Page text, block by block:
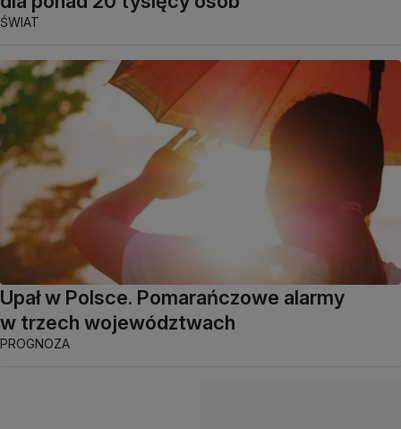
ŚWIAT
Upał w Polsce. Pomarańczowe alarmy
w trzech województwach
PROGNOZA